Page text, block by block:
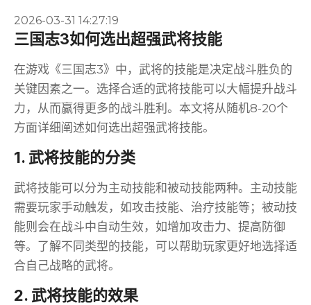
2026-03-31 14:27:19
三国志3如何选出超强武将技能
在游戏《三国志3》中，武将的技能是决定战斗胜负的
关键因素之一。选择合适的武将技能可以大幅提升战斗
力，从而赢得更多的战斗胜利。本文将从随机8-20个
方面详细阐述如何选出超强武将技能。
1. 武将技能的分类
武将技能可以分为主动技能和被动技能两种。主动技能
需要玩家手动触发，如攻击技能、治疗技能等；被动技
能则会在战斗中自动生效，如增加攻击力、提高防御
等。了解不同类型的技能，可以帮助玩家更好地选择适
合自己战略的武将。
2. 武将技能的效果